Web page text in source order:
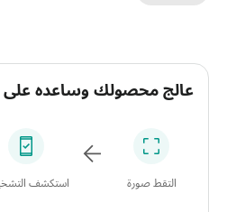
عالج محصولك وساعده على
التقط صورة استكشف التشخيص